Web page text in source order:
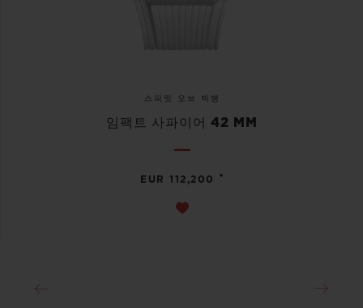
스피릿 오브 빅뱅
임팩트 사파이어 42 MM
EUR 112,200 •